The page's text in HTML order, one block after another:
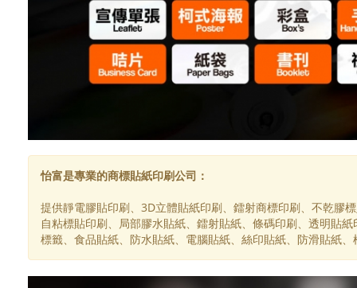
怡富是專業的商標貼紙印刷公司：
提供靜電膠貼印刷、3D立體貼紙印刷、鐳射商標印刷、不乾膠
自粘標貼印刷、局部膠水貼紙、鐳射貼紙、條碼印刷、透明貼
標籤、食品貼紙、防水貼紙、電腦貼紙、絲印貼紙、防滑貼紙